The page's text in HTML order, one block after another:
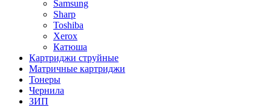
Samsung
Sharp
Toshiba
Xerox
Катюша
Картриджи струйные
Матричные картриджи
Тонеры
Чернила
ЗИП